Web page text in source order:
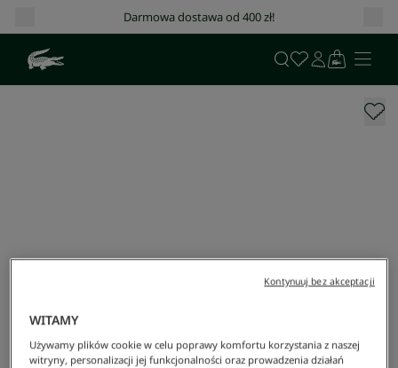
Darmowa dostawa od 400 zł!
WITAMY
Używamy plików cookie w celu poprawy komfortu korzystania z naszej
witryny, personalizacji jej funkcjonalności oraz prowadzenia działań
Kontynuuj bez akceptacji